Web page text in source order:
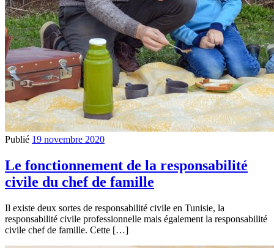
Publié 19 novembre 2020
Le fonctionnement de la responsabilité
civile du chef de famille
Il existe deux sortes de responsabilité civile en Tunisie, la
responsabilité civile professionnelle mais également la responsabilité
civile chef de famille. Cette […]